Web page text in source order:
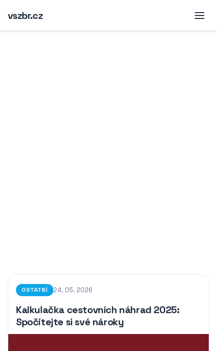
vszbr.cz
OSTATNÍ 24. 05. 2026
Kalkulačka cestovních náhrad 2025:
Spočítejte si své nároky